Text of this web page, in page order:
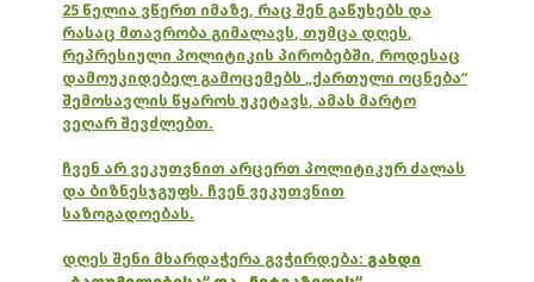
25 წელია ვწერთ იმაზე, რაც შენ გაწუხებს და
რასაც მთავრობა გიმალავს, თუმცა დღეს,
რეპრესიული პოლიტიკის პირობებში, როდესაც
დამოუკიდებელ გამოცემებს „ქართული ოცნება“
შემოსავლის წყაროს უკეტავს, ამას მარტო
ვეღარ შევძლებთ.
ჩვენ არ ვეკუთვნით არცერთ პოლიტიკურ ძალას
და ბიზნესჯგუფს. ჩვენ ვეკუთვნით
საზოგადოებას.
დღეს შენი მხარდაჭერა გვჭირდება: გახდი